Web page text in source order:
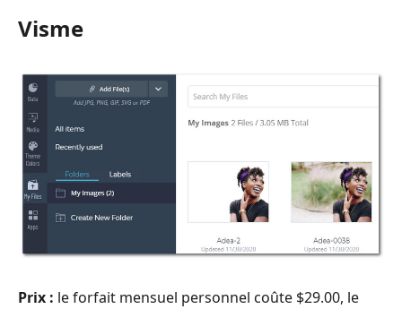
Visme
Prix : le forfait mensuel personnel coûte $29.00, le